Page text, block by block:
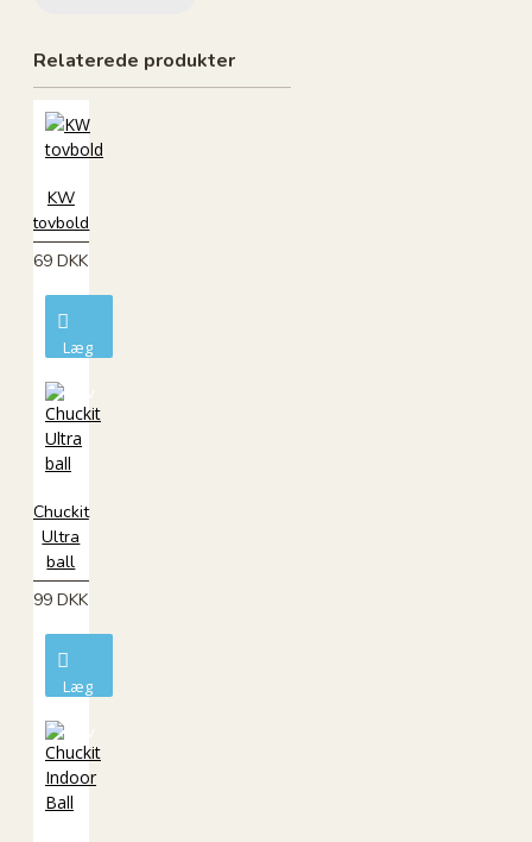
Relaterede produkter
KW
tovbold
69 DKK
Læg
kurv
Chuckit
Ultra
ball
99 DKK
Læg
kurv